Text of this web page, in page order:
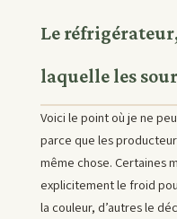
Le
laquelle les
Voici le point où je ne
parce que les
même chose. Certaines
explicitement le froid
la couleur, d’autres le